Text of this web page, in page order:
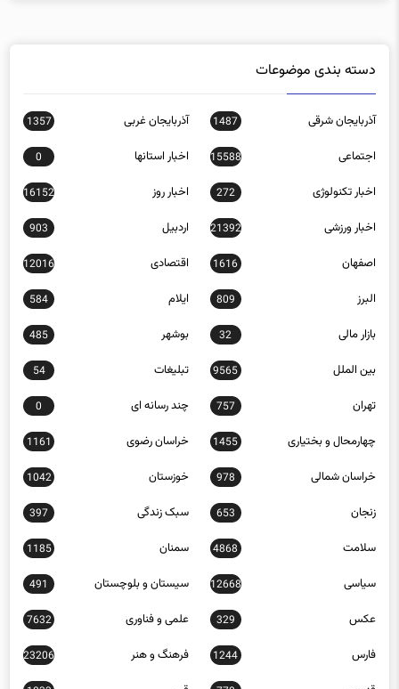
آذربایجان شرقی
اجتماعی 15588 اخبار استانها 0
اخبار تکنولوژی 272 اخبار روز 16152
اخبار ورزشی 21392 اردبیل 903
اصفهان 1616 اقتصادی 12016
البرز 809 ایلام 584
بازار مالی 32 بوشهر 485
بین الملل 9565 تبلیغات 54
تهران 757 چند رسانه ای 0
چهارمحال و بختیاری 1455 خراسان رضوی 1161
خراسان شمالی 978 خوزستان 1042
زنجان 653 سبک زندگی 397
سلامت 4868 سمنان 1185
سیاسی 12668 سیستان و بلوچستان 491
عکس 329 علمی و فناوری 7632
فارس 1244 فرهنگ و هنر 23206
قزوین 770 قم 1033